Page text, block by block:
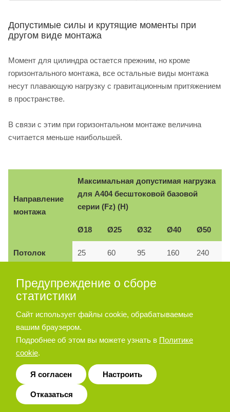
Допустимые силы и крутящие моменты при
другом виде монтажа
Момент для цилиндра остается прежним, но кроме
горизонтального монтажа, все остальные виды монтажа
несут плавающую нагрузку с гравитационным притяжением
в пространстве.
В связи с этим при горизонтальном монтаже величина
считается меньше наибольшей.
Направление
монтажа
Максимальная допустимая нагрузка
для А404 бесштоковой базовой
серии (Fz) (Н)
Ø18 Ø25 Ø32 Ø40 Ø50
Потолок 25 60 95 160 240
стенка
30 65 105
Вертикальное 50 120 190 320
Монтаж к потолку
боковой
стенке
Предупреждение о сборе
статистики
Сайт использует файлы cookie, обрабатываемые
вашим браузером.
Подробнее об этом вы можете узнать в Политике
cookie.
Я согласен Настроить
Отказаться